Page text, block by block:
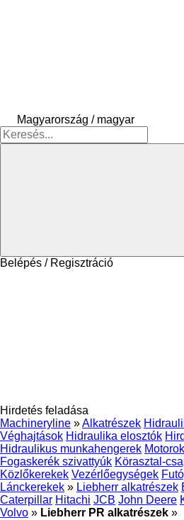
Magyarország / magyar
Belépés / Regisztráció
Hirdetés feladása
Machineryline »Alkatrészek
Véghajtások Hidraulika elosztók
Hidraulikus munkahengerek Motorok
Fogaskerék szivattyúk Körasztal-
Közlőkerekek Vezérlőegységek
Lánckerekek » Liebherr alkatrészek
Caterpillar Hitachi JCB John Deere
Volvo » Liebherr PR alkatrészek »